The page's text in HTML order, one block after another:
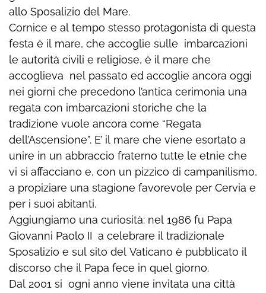
allo Sposalizio del Mare.
Cornice e al tempo stesso protagonista di questa
festa è il mare, che accoglie sulle imbarcazioni
le autorità civili e religiose, è il mare che
accoglieva nel passato ed accoglie ancora oggi
nei giorni che precedono l’antica cerimonia una
regata con imbarcazioni storiche che la
tradizione vuole ancora come “Regata
dell’Ascensione”. E’ il mare che viene esortato a
unire in un abbraccio fraterno tutte le etnie che
vi si affacciano e, con un pizzico di campanilismo,
a propiziare una stagione favorevole per Cervia e
per i suoi abitanti.
Aggiungiamo una curiosità: nel 1986 fu Papa
Giovanni Paolo II a celebrare il tradizionale
Sposalizio e sul sito del Vaticano è pubblicato il
discorso che il Papa fece in quel giorno.
Dal 2001 si ogni anno viene invitata una città